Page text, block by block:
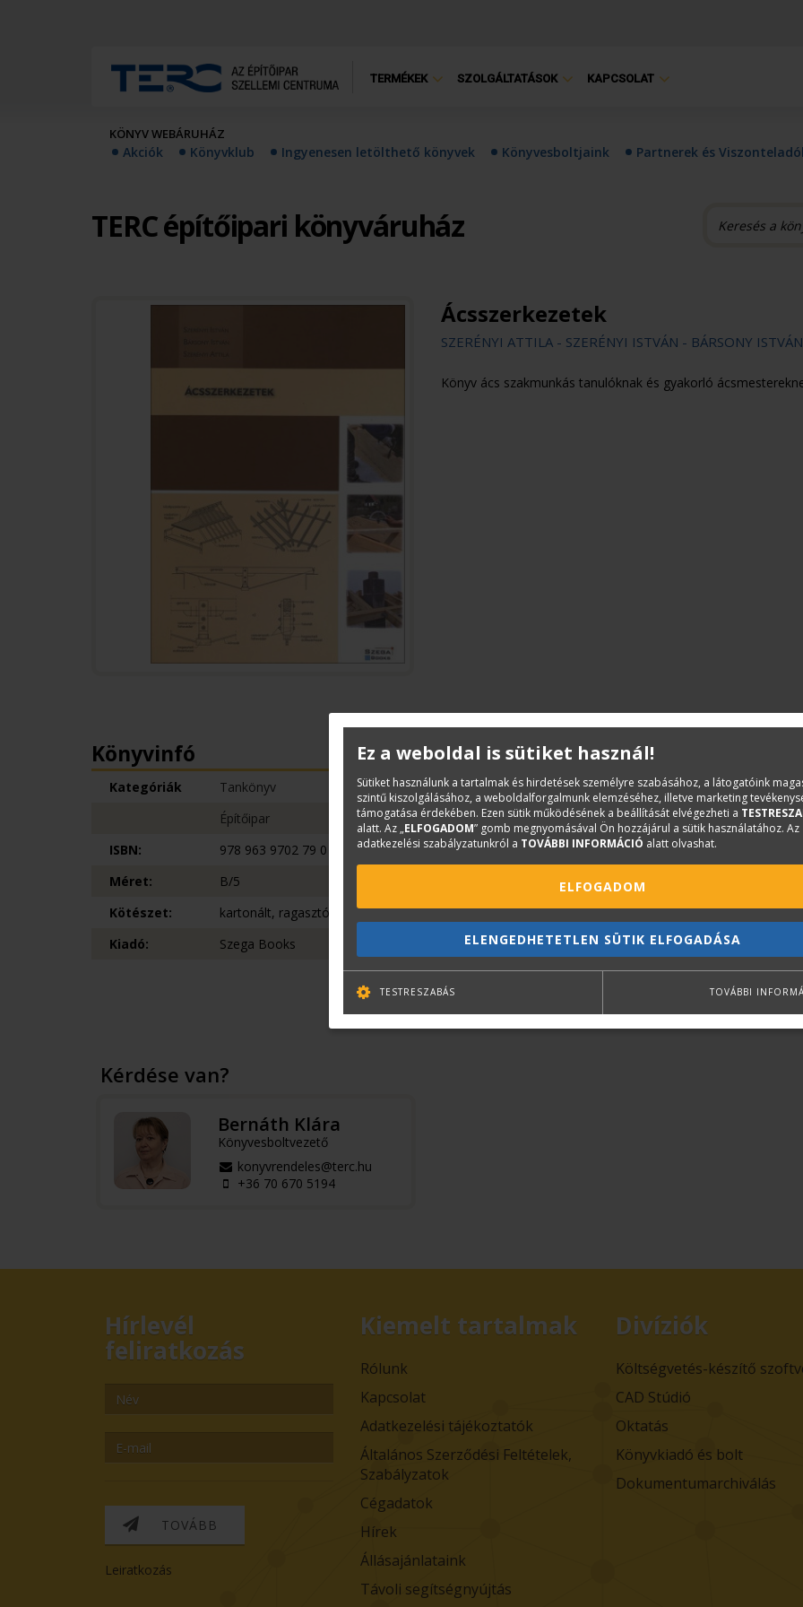
TERMÉKEK SZOLGÁLTATÁSOK KAPCSOLAT
KÖNYV WEBÁRUHÁZ
Akciók Könyvklub Ingyenesen letölthető könyvek Könyvesboltjaink Partnerek és
TERC építőipari könyváruház
Ácsszerkezetek
SZERÉNYI ATTILA - SZERÉNYI ISTVÁN - BÁRSONY ISTVÁN
Könyv ács szakmunkás tanulóknak és gyakorló
Leírás
A könyv a bevezető fejezetekben az ács szakmát, az
hagyományos és mérnöki fakötéseket ábrákkal
magastetők, tetőidomok egyes típusait,
fedélidomok és a valódi méret szerkesztése után
mutatja be, amelyek hazánkban előfordulnak. Az
építését bemutató technológiai fejezet következik. A
fejezetben kaptak helyet. A könyv a fafödémeket és a
fejezeteiben olyan kisebb ácsmunkákkal ismertet meg,
Könyvinfó
Kategóriák
Tankönyv
Építőipar
ISBN:
978 963 9702 79 0
Méret:
B/5
Kötészet:
kartonált, ragasztókötött
Kiadó:
Szega Books
Kérdése van?
Bernáth Klára
Könyvesboltvezető
konyvrendeles@terc.hu
+36 70 670 5194
Hírlevél
feliratkozás
TOVÁBB
Leiratkozás
Kiemelt tartalmak
Rólunk
Kapcsolat
Adatkezelési tájékoztatók
Általános Szerződési Feltételek,
Szabályzatok
Cégadatok
Hírek
Állásajánlataink
Távoli segítségnyújtás
Divíziók
Költségvetés-készítő
CAD Stúdió
Oktatás
Könyvkiadó és bolt
Dokumentumarchiválás
Ez a weboldal is sütiket használ!
Sütiket használunk a tartalmak és hirdetések személyre szabásához, a látogatóink
szintű kiszolgálásához, a weboldalforgalmunk elemzéséhez, illetve marketing
támogatása érdekében. Ezen sütik működésének a beállítását elvégezheti a
alatt. Az „ELFOGADOM” gomb megnyomásával Ön hozzájárul a sütik használatához. Az
adatkezelési szabályzatunkról a TOVÁBBI INFORMÁCIÓ alatt olvashat.
ELFOGADOM
ELENGEDHETETLEN SÜTIK ELFOGADÁSA
TESTRESZABÁS TOVÁBBI